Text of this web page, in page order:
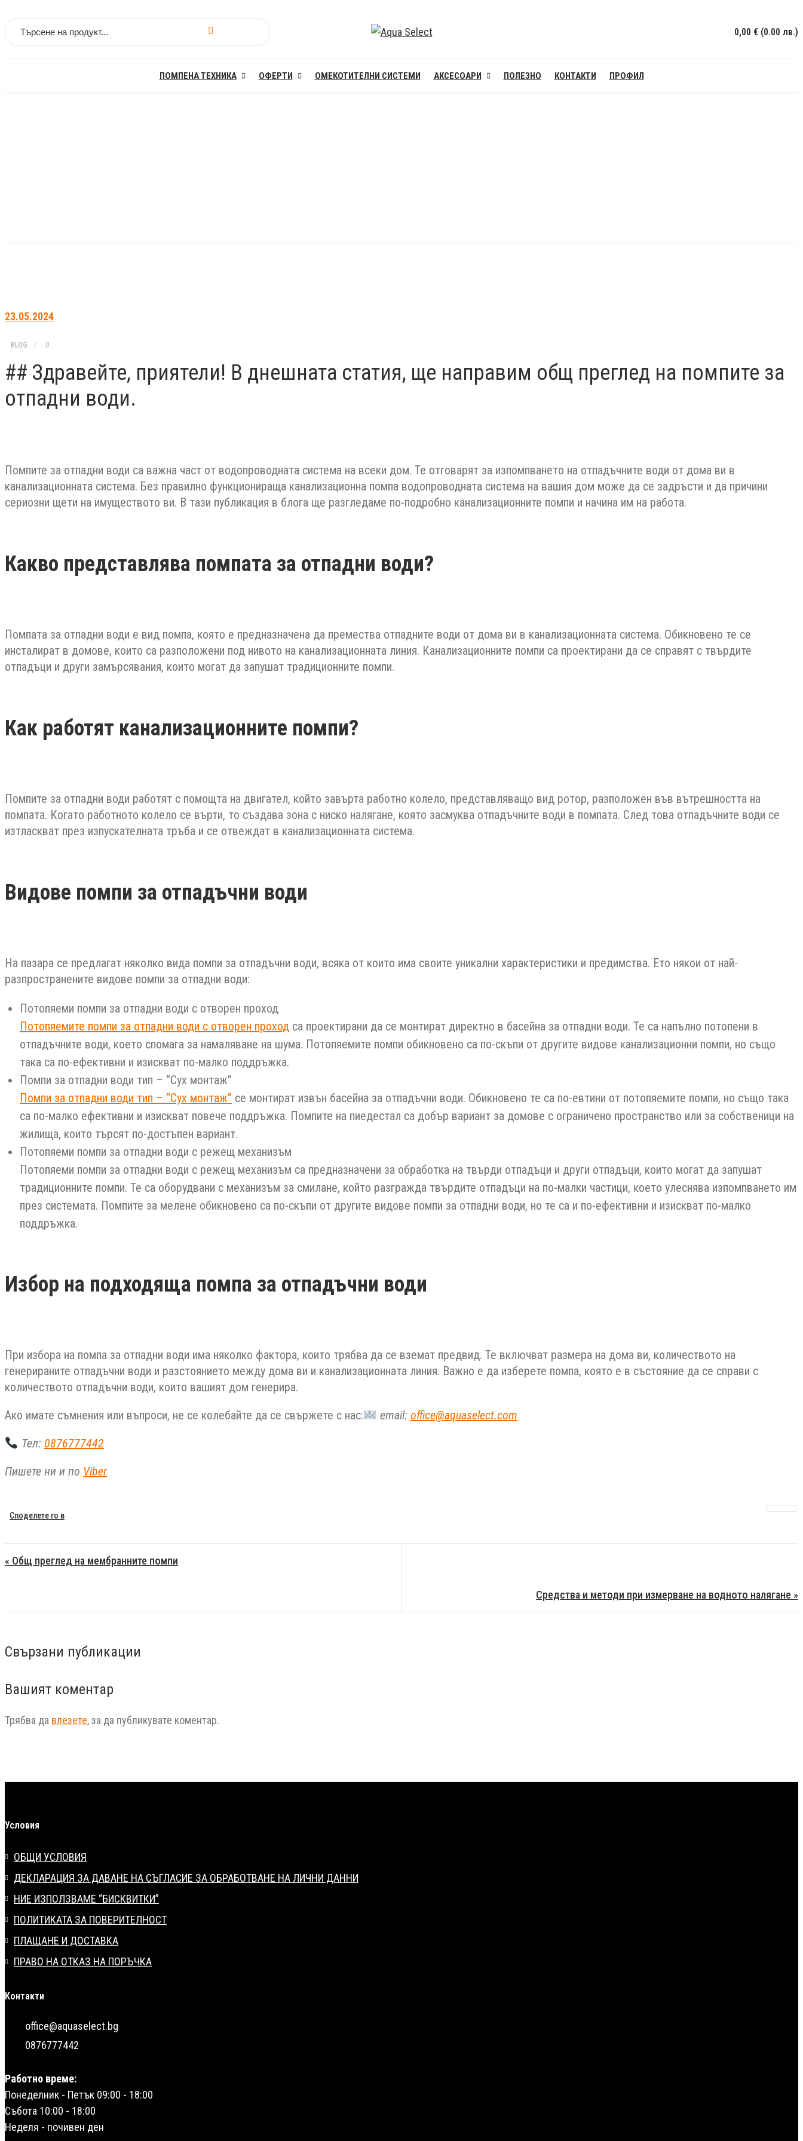
0,00 € (0.00 лв.)
ПОМПЕНА ТЕХНИКА ОФЕРТИ ОМЕКОТИТЕЛНИ СИСТЕМИ АКСЕСОАРИ ПОЛЕЗНО КОНТАКТИ ПРОФИЛ
23.05.2024
BLOG 0
## Здравейте, приятели! В днешната статия, ще направим общ преглед на помпите за
отпадни води.
Помпите за отпадни води са важна част от водопроводната система на всеки дом. Те отговарят за изпомпването на отпадъчните води от дома ви в
канализационната система. Без правилно функционираща канализационна помпа водопроводната система на вашия дом може да се задръсти и да причини
сериозни щети на имуществото ви. В тази публикация в блога ще разгледаме по-подробно канализационните помпи и начина им на работа.
Какво представлява помпата за отпадни води?
Помпата за отпадни води е вид помпа, която е предназначена да премества отпадните води от дома ви в канализационната система. Обикновено те се
инсталират в домове, които са разположени под нивото на канализационната линия. Канализационните помпи са проектирани да се справят с твърдите
отпадъци и други замърсявания, които могат да запушат традиционните помпи.
Как работят канализационните помпи?
Помпите за отпадни води работят с помощта на двигател, който завърта работно колело, представляващо вид ротор, разположен във вътрешността на
помпата. Когато работното колело се върти, то създава зона с ниско налягане, която засмуква отпадъчните води в помпата. След това отпадъчните води се
изтласкват през изпускателната тръба и се отвеждат в канализационната система.
Видове помпи за отпадъчни води
На пазара се предлагат няколко вида помпи за отпадъчни води, всяка от които има своите уникални характеристики и предимства. Ето някои от най-
разпространените видове помпи за отпадни води:
Потопяеми помпи за отпадни води с отворен проход
Потопяемите помпи за отпадни води с отворен проход са проектирани да се монтират директно в басейна за отпадни води. Те са напълно потопени в
отпадъчните води, което спомага за намаляване на шума. Потопяемите помпи обикновено са по-скъпи от другите видове канализационни помпи, но също
така са по-ефективни и изискват по-малко поддръжка.
Помпи за отпадни води тип – “Сух монтаж”
Помпи за отпадни води тип – “Сух монтаж” се монтират извън басейна за отпадъчни води. Обикновено те са по-евтини от потопяемите помпи, но също така
са по-малко ефективни и изискват повече поддръжка. Помпите на пиедестал са добър вариант за домове с ограничено пространство или за собственици на
жилища, които търсят по-достъпен вариант.
Потопяеми помпи за отпадни води с режещ механизъм
Потопяеми помпи за отпадни води с режещ механизъм са предназначени за обработка на твърди отпадъци и други отпадъци, които могат да запушат
традиционните помпи. Те са оборудвани с механизъм за смилане, който разгражда твърдите отпадъци на по-малки частици, което улеснява изпомпването им
през системата. Помпите за мелене обикновено са по-скъпи от другите видове помпи за отпадни води, но те са и по-ефективни и изискват по-малко
поддръжка.
Избор на подходяща помпа за отпадъчни води
При избора на помпа за отпадни води има няколко фактора, които трябва да се вземат предвид. Те включват размера на дома ви, количеството на
генерираните отпадъчни води и разстоянието между дома ви и канализационната линия. Важно е да изберете помпа, която е в състояние да се справи с
количеството отпадъчни води, които вашият дом генерира.
Ако имате съмнения или въпроси, не се колебайте да се свържете с нас:
email: office@aquaselect.com
Тел: 0876777442
Пишете ни и по Viber
Навигация
« Общ преглед на мембранните помпи
Средства и методи при измерване на водното налягане »
Свързани публикации
Вашият коментар
Трябва да влезете, за да публикувате коментар.
Условия
ОБЩИ УСЛОВИЯ
ДЕКЛАРАЦИЯ ЗА ДАВАНЕ НА СЪГЛАСИЕ ЗА ОБРАБОТВАНЕ НА ЛИЧНИ ДАННИ
НИЕ ИЗПОЛЗВАМЕ “БИСКВИТКИ”
ПОЛИТИКАТА ЗА ПОВЕРИТЕЛНОСТ
ПЛАЩАНЕ И ДОСТАВКА
ПРАВО НА ОТКАЗ НА ПОРЪЧКА
Контакти
office@aquaselect.bg
0876777442
Работно време:
Понеделник - Петък 09:00 - 18:00
Събота 10:00 - 18:00
Неделя - почивен ден